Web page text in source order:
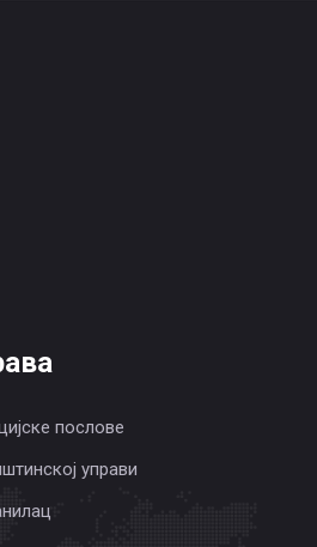
послове
управи